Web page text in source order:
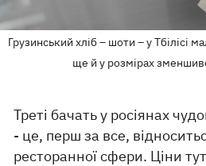
Грузинський хліб – шоти – у Тбілісі
ще й у розмірах
Треті бачать у росіянах
- це, перш за все,
ресторанної сфери. Ціни